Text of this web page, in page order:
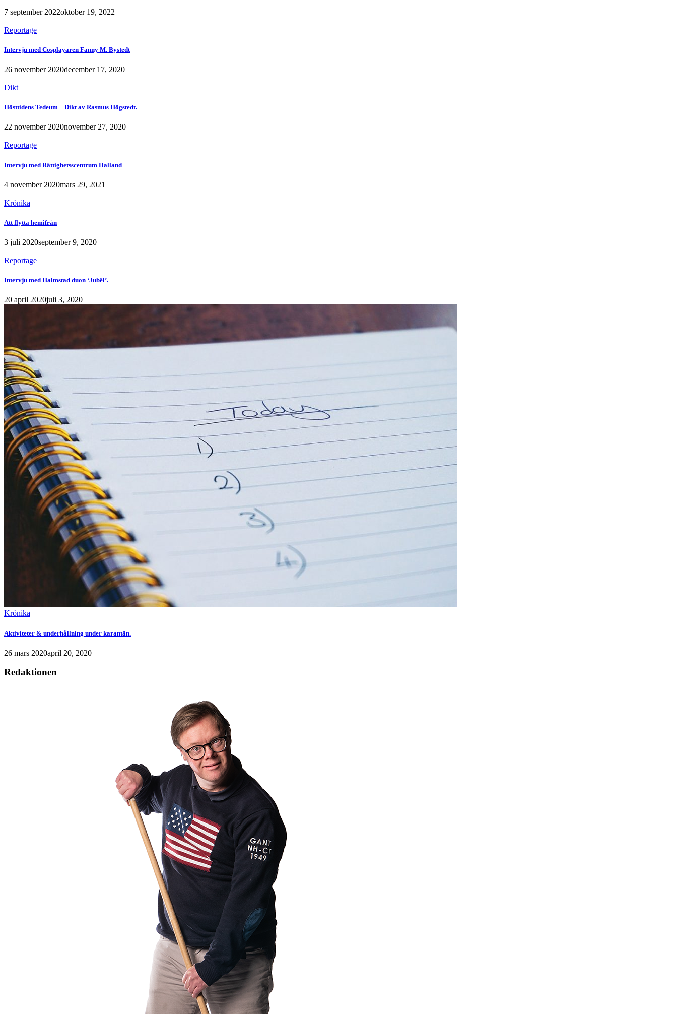
7 september 2022oktober 19, 2022
Reportage
Intervju med Cosplayaren Fanny M. Bystedt
26 november 2020december 17, 2020
Dikt
Hösttidens Tedeum – Dikt av Rasmus Högstedt.
22 november 2020november 27, 2020
Reportage
Intervju med Rättighetsscentrum Halland
4 november 2020mars 29, 2021
Krönika
Att flytta hemifrån
3 juli 2020september 9, 2020
Reportage
Intervju med Halmstad duon ‘Jubël’.
20 april 2020juli 3, 2020
Krönika
Aktiviteter & underhållning under karantän.
26 mars 2020april 20, 2020
Redaktionen